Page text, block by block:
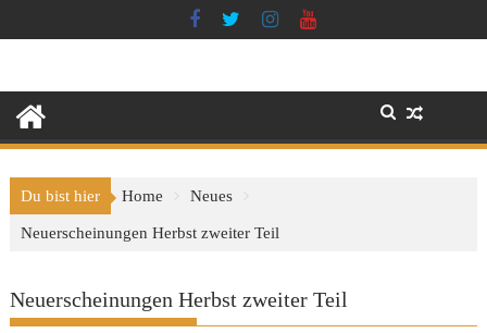
to
Du bist hier Home Neues
Neuerscheinungen Herbst zweiter Teil
Neuerscheinungen Herbst zweiter Teil